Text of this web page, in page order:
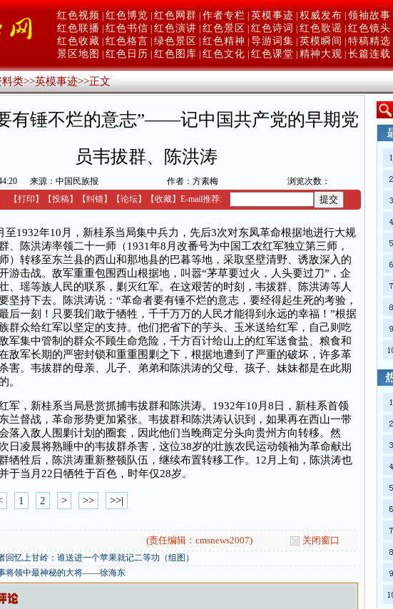
红色视频 红色博览 红色网群 作者专栏 英模事迹 权威发布 领袖故事
红色联播 红色书信 红色演讲 红色景区 红色诗词 红色歌谣 红色镜头
红色收藏 红色格言 绿色景区 红色精神 导游词集 英模瞬间 特稿精选
景区地图
红色日历 红色图库 红色文化 红色课堂 精神大观 长篇连载
料类>>英模事迹>>正文
有锤不烂的意志”——记中国共产党的早期党
员韦拔群、陈洪涛
来源：中国民族报 作者：方素梅
浏览次数：
【打印 】 【投稿】 【纠错】 【论坛】 【收藏】 E-mail推荐:
1932年10月，新桂系当局集中兵力，先后3次对东凤革命根据地进行大规
、陈洪涛率领二十一师（1931年8月改番号为中国工农红军独立第三师，
）转移至东兰县的西山和那地县的巴暮等地，采取坚壁清野、诱敌深入的
游击战。敌军重重包围西山根据地，叫嚣“茅草要过火，人头要过刀”，企
、瑶等族人民的联系，剿灭红军。在这艰苦的时刻，韦拔群、陈洪涛等人
坚持下去。陈洪涛说：“革命者要有锤不烂的意志，要经得起生死的考验，
后一刻！只要我们敢于牺牲，千千万万的人民才能得到永远的幸福！”根据
群众给红军以坚定的支持。他们把省下的芋头、玉米送给红军，自己则吃
军集中管制的群众不顾生命危险，千方百计给山上的红军送食盐、粮食和
敌军长期的严密封锁和重重围剿之下，根据地遭到了严重的破坏，许多革
害。韦拔群的母亲、儿子、弟弟和陈洪涛的父母、孩子、妹妹都是在此期
。
，新桂系当局悬赏抓捕韦拔群和陈洪涛。1932年10月8日，新桂系首领
兰督战，革命形势更加紧张。韦拔群和陈洪涛认识到，如果再在西山一带
落入敌人围剿计划的圈套，因此他们当晚商定分头向贵州方向转移。然
日凌晨将熟睡中的韦拔群杀害，这位38岁的壮族农民运动领袖为革命献出
牺牲后，陈洪涛重新整顿队伍，继续布置转移工作。12月上旬，陈洪涛也
于当月22日牺牲于百色，时年仅28岁。
1 2 > >> >>|
(责任编辑：cmsnews2007) 关闭窗口
回忆上甘岭：谁送进一个苹果就记二等功（组图）
将领中最神秘的大将——徐海东